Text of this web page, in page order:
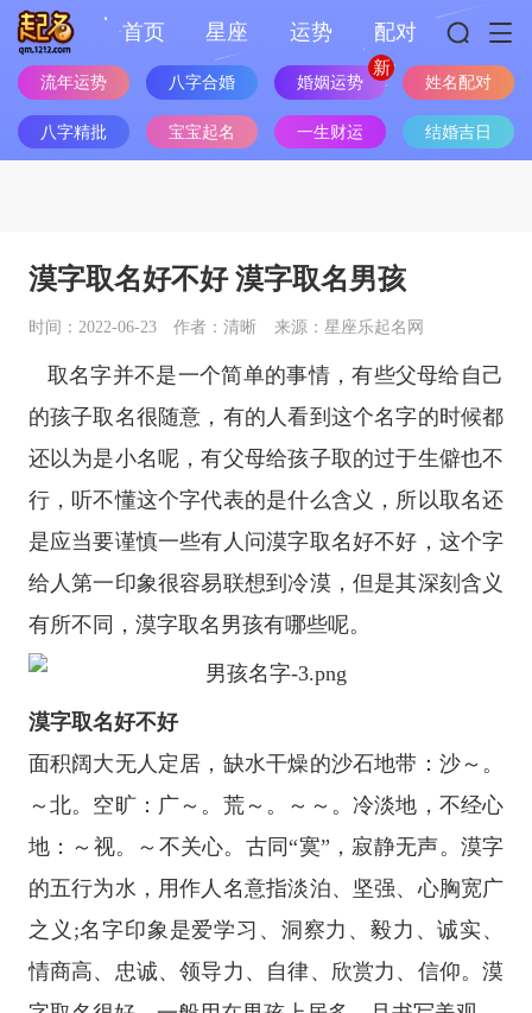
首页 星座 运势 配对
流年运势 八字合婚 婚姻运势 姓名配对
八字精批 宝宝起名 一生财运 结婚吉日
漠字取名好不好 漠字取名男孩
时间：2022-06-23 作者：清晰 来源：星座乐起名网
取名字并不是一个简单的事情，有些父母给自己
的孩子取名很随意，有的人看到这个名字的时候都
还以为是小名呢，有父母给孩子取的过于生僻也不
行，听不懂这个字代表的是什么含义，所以取名还
是应当要谨慎一些有人问漠字取名好不好，这个字
给人第一印象很容易联想到冷漠，但是其深刻含义
有所不同，漠字取名男孩有哪些呢。
漠字取名好不好
面积阔大无人定居，缺水干燥的沙石地带：沙～。
～北。空旷：广～。荒～。～～。冷淡地，不经心
地：～视。～不关心。古同“寞”，寂静无声。漠字
的五行为水，用作人名意指淡泊、坚强、心胸宽广
之义;名字印象是爱学习、洞察力、毅力、诚实、
情商高、忠诚、领导力、自律、欣赏力、信仰。漠